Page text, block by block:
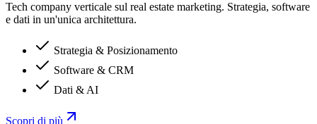
Tech company verticale sul real estate marketing. Strategia, software
e dati in un'unica architettura.
Strategia & Posizionamento
Software & CRM
Dati & AI
Scopri di più